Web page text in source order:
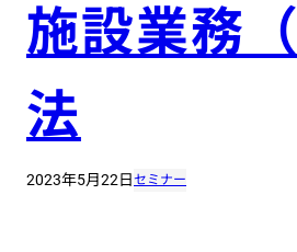
施設業務
法
2023年5月22日セミナー